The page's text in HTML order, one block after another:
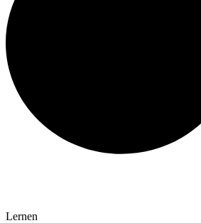
Lernen